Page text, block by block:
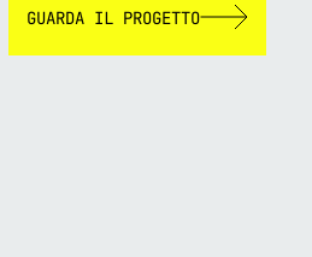
GUARDA IL PROGETTO